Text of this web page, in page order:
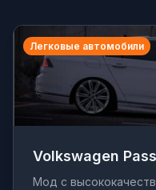
Легковые автомобили
Volkswagen
Мод с